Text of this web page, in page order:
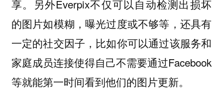
享。另外Everpix不仅可以自动检测出损坏
的图片如模糊，曝光过度或不够等，还具有
一定的社交因子，比如你可以通过该服务和
家庭成员连接使得自己不需要通过Facebook
等就能第一时间看到他们的图片更新。